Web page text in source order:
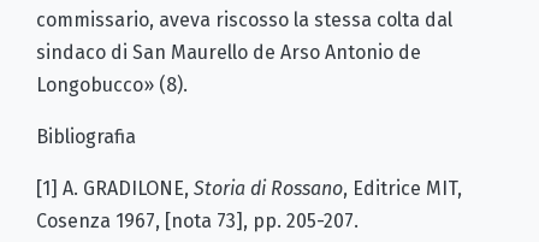
commissario, aveva riscosso la stessa colta dal
sindaco di San Maurello de Arso Antonio de
Longobucco» (8).
Bibliografia
[1] A. GRADILONE, Storia di Rossano, Editrice MIT,
Cosenza 1967, [nota 73], pp. 205-207.